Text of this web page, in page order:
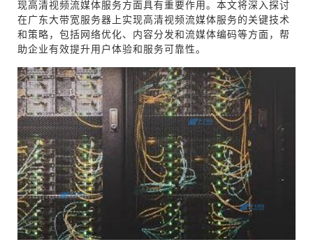
现高清视频流媒体服务方面具有重要作用。本文将深入探讨
在广东大带宽服务器上实现高清视频流媒体服务的关键技术
和策略，包括网络优化、内容分发和流媒体编码等方面，帮
助企业有效提升用户体验和服务可靠性。